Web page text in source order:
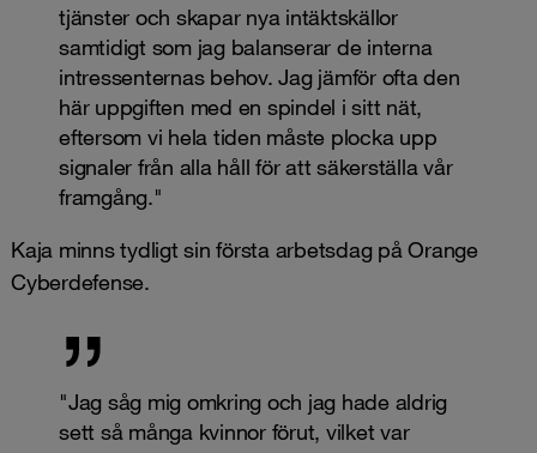
tjänster och skapar nya intäktskällor
samtidigt som jag balanserar de interna
intressenternas behov. Jag jämför ofta den
här uppgiften med en spindel i sitt nät,
eftersom vi hela tiden måste plocka upp
signaler från alla håll för att säkerställa vår
framgång."
Kaja minns tydligt sin första arbetsdag på Orange
Cyberdefense.
"Jag såg mig omkring och jag hade aldrig
sett så många kvinnor förut, vilket var